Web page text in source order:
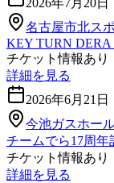
2026年7月20日
名古屋市北ス
KEY TURN DERA
チケット情報あり
詳細を見る
2026年6月21日
今池ガスホー
チームでら17周年
チケット情報あり
詳細を見る